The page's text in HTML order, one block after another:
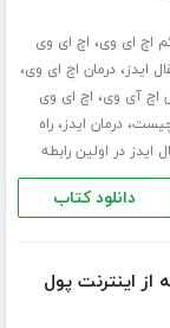
اچ ای وی، اچ ای وی
ایدز،درمان اچ ای وی،
اچ آی وی، اچ ای وی
چیست،درمان ایدز،راه
ایدز در اولین رابطه
دانلود کتاب
از اینترنت پول